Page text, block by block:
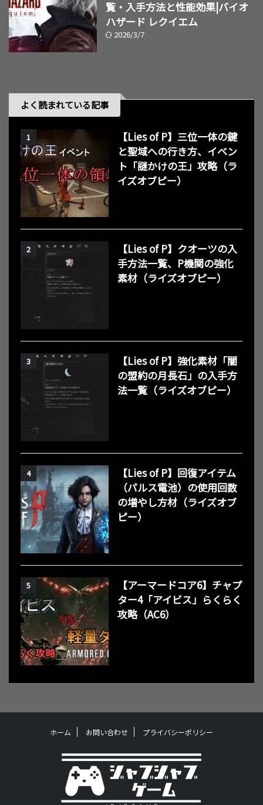
覧・入手方法と性能効果|バイオ
ハザード レクイエム
2026/3/7
よく読まれている記事
1
【Lies of P】三位一体の鍵
と聖域への行き方、イベン
ト「謎かけの王」攻略（ラ
イズオブピー）
2
【Lies of P】クオーツの入
手方法一覧、P機関の強化
素材（ライズオブピー）
3
【Lies of P】強化素材「闇
の盟約の月長石」の入手方
法一覧（ライズオブピー）
4
【Lies of P】回復アイテム
（パルス電池）の使用回数
の増やし方材（ライズオブ
ピー）
5
【アーマードコア6】チャプ
ター4「アイビス」らくらく
攻略（AC6）
ホーム お問い合わせ プライバシーポリシー